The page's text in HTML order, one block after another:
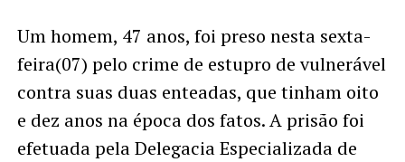
Um homem, 47 anos, foi preso nesta sexta-
feira(07) pelo crime de estupro de vulnerável
contra suas duas enteadas, que tinham oito
e dez anos na época dos fatos. A prisão foi
efetuada pela Delegacia Especializada de